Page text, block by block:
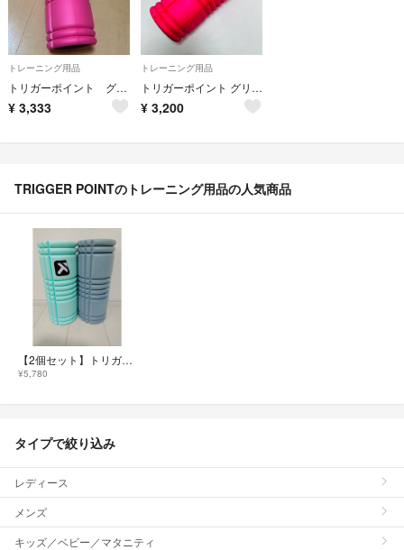
トレーニング用品
トリガーポイント グリッドフォームローラー
¥ 3,333
トレーニング用品
トリガーポイント グリッド フォームローラー ピンク
¥ 3,200
TRIGGER POINTのトレーニング用品の人気商品
【2個セット】トリガーポイント フォームローラー 筋膜リリース エコシリーズ
¥5,780
タイプで絞り込み
レディース
メンズ
キッズ／ベビー／マタニティ